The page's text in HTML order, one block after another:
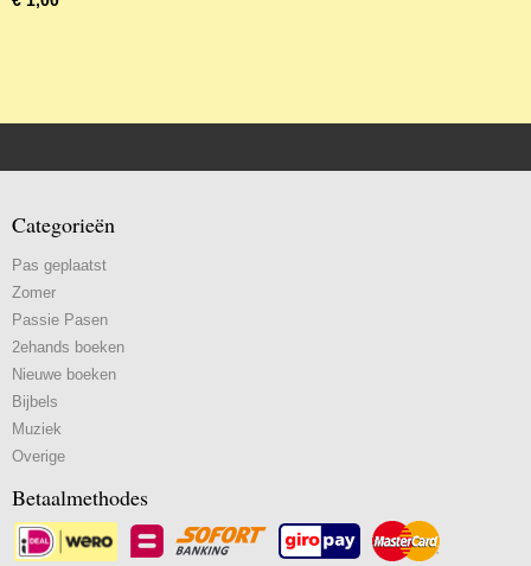
Categorieën
Pas geplaatst
Zomer
Passie Pasen
2ehands boeken
Nieuwe boeken
Bijbels
Muziek
Overige
Betaalmethodes